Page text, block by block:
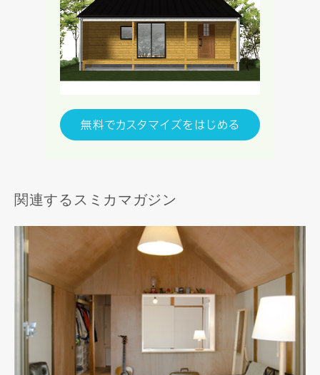
関連するスミカマガジン